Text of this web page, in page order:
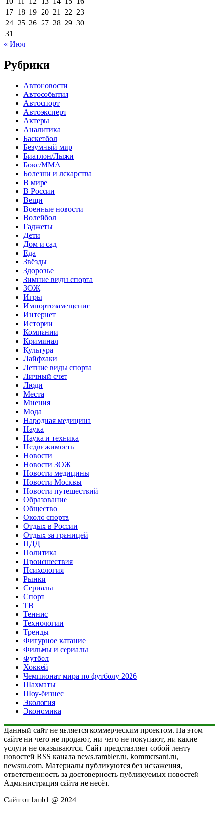
17 18 19 20 21 22 23
24 25 26 27 28 29 30
31
« Июл
Рубрики
Автоновости
Автособытия
Автоспорт
Автоэксперт
Актеры
Аналитика
Баскетбол
Безумный мир
Биатлон/Лыжи
Бокс/MMA
Болезни и лекарства
В мире
В России
Вещи
Военные новости
Волейбол
Гаджеты
Дети
Дом и сад
Еда
Звёзды
Здоровье
Зимние виды спорта
ЗОЖ
Игры
Импортозамещение
Интернет
Истории
Компании
Криминал
Культура
Лайфхаки
Летние виды спорта
Личный счет
Люди
Места
Мнения
Мода
Народная медицина
Наука
Наука и техника
Недвижимость
Новости
Новости ЗОЖ
Новости медицины
Новости Москвы
Новости путешествий
Образование
Общество
Около спорта
Отдых в России
Отдых за границей
ПДД
Политика
Происшествия
Психология
Рынки
Сериалы
Спорт
ТВ
Теннис
Технологии
Тренды
Фигурное катание
Фильмы и сериалы
Футбол
Хоккей
Чемпионат мира по футболу 2026
Шахматы
Шоу-бизнес
Экология
Экономика
Данный сайт не является коммерческим проектом. На этом
сайте ни чего не продают, ни чего не покупают, ни какие
услуги не оказываются. Сайт представляет собой ленту
новостей RSS канала news.rambler.ru, kommersant.ru,
newsru.com. Материалы публикуются без искажения,
ответственность за достоверность публикуемых новостей
Администрация сайта не несёт.
Сайт от bmb1 @ 2024